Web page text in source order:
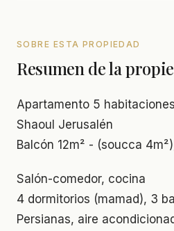
SOBRE ESTA PROPIEDAD
Resumen de la
Apartamento 5
Shaoul Jerusalén
Balcón 12m² - (soucca
Salón-comedor, cocina
4 dormitorios (mamad), 3
Persianas, aire